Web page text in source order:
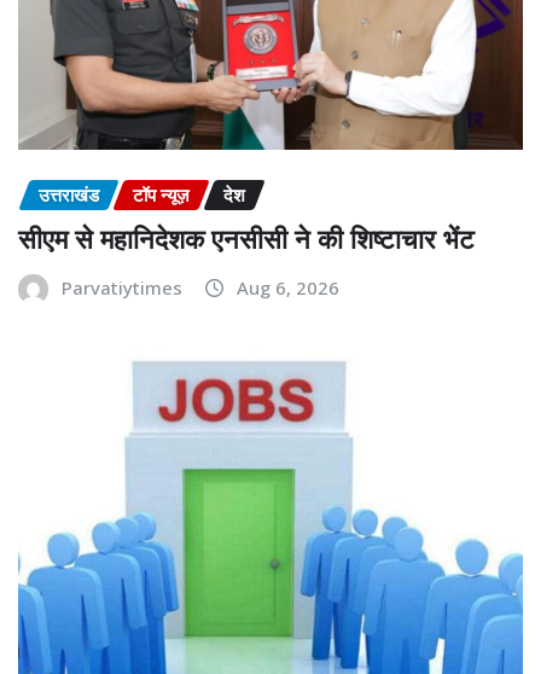
उत्तराखंड टॉप न्यूज़ देश
सीएम से महानिदेशक एनसीसी ने की शिष्टाचार भेंट
Parvatiytimes Aug 6, 2026